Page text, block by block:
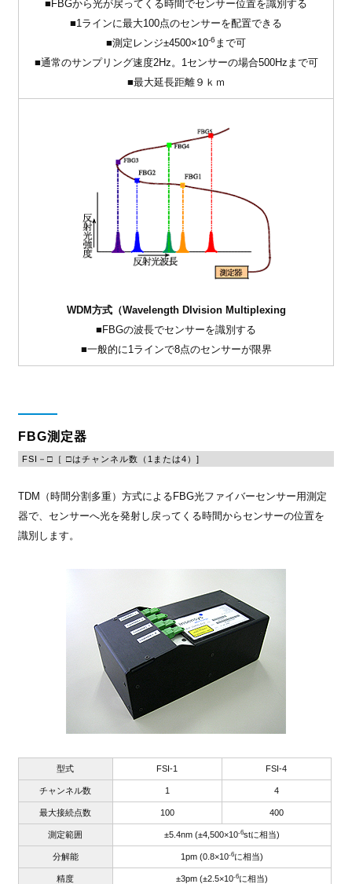
■FBGから光が戻ってくる時間でセンサー位置を識別する
■1ラインに最大100点のセンサーを配置できる
■測定レンジ±4500×10-6 まで可
■通常のサンプリング速度2Hz。1センサーの場合500Hzまで可
■最大延長距離９ｋｍ
WDM方式（Wavelength DIvision Multiplexing
■FBGの波長でセンサーを識別する
■一般的に1ラインで8点のセンサーが限界
FBG測定器
FSI－□［ □はチャンネル数（1または4）]
TDM（時間分割多重）方式によるFBG光ファイバーセンサー用測定
器で、センサーへ光を発射し戻ってくる時間からセンサーの位置を
識別します。
型式 FSI-1 FSI-4
チャンネル数 1 4
最大接続点数 100 400
測定範囲 ±5.4nm (±4,500×10-6stに相当)
分解能 1pm (0.8×10-6に相当)
精度 ±3pm (±2.5×10-6に相当)